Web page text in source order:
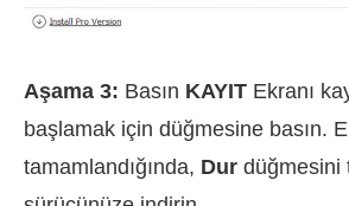
Aşama 3: Basın KAYIT Ekranı
başlamak için düğmesine basın.
tamamlandığında, Dur düğmesini